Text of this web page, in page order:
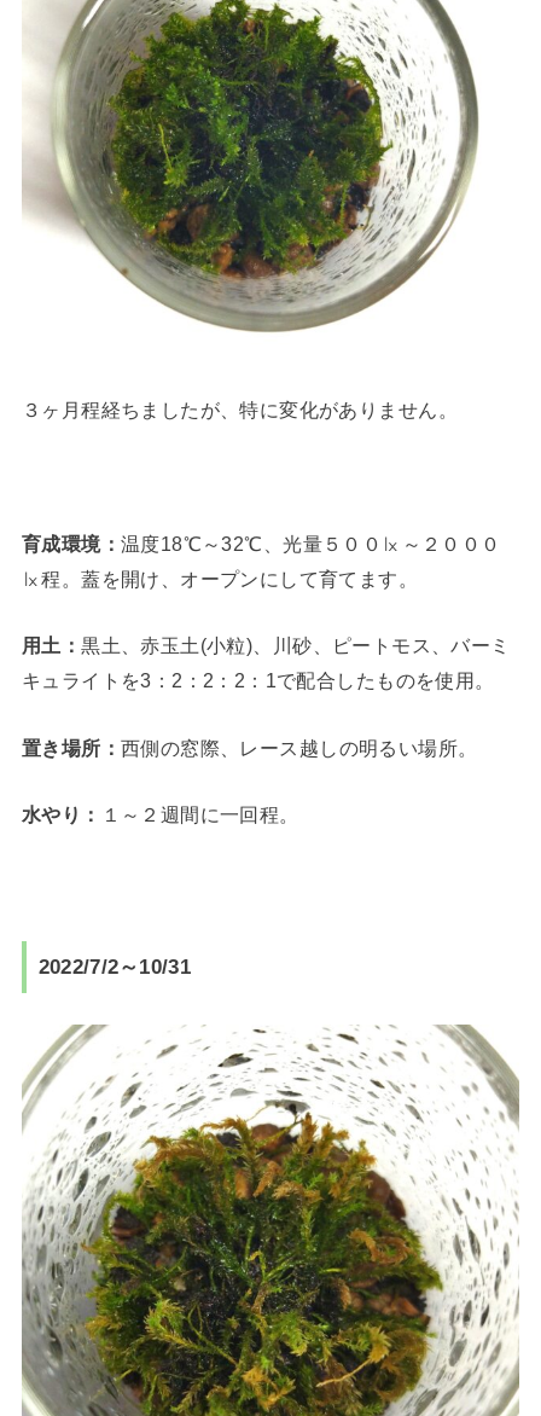
３ヶ月程経ちましたが、特に変化がありません。
育成環境： 温度18℃～32℃、光量５００㏓～２０００
㏓程。蓋を開け、オープンにして育てます。
用土：黒土、赤玉土(小粒)、川砂、ピートモス、バーミ
キュライトを3：2：2：2：1で配合したものを使用。
置き場所： 西側の窓際、レース越しの明るい場所。
水やり： １～２週間に一回程。
2022/7/2～10/31